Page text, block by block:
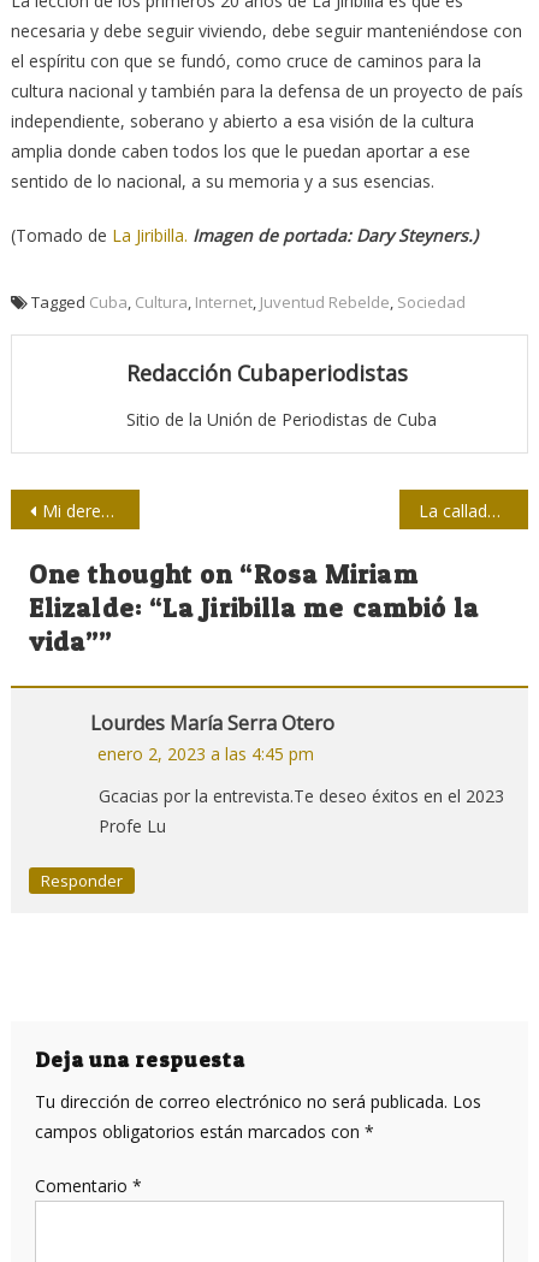
necesaria y debe seguir viviendo, debe seguir manteniéndose con
el espíritu con que se fundó, como cruce de caminos para la
cultura nacional y también para la defensa de un proyecto de país
independiente, soberano y abierto a esa visión de la cultura
amplia donde caben todos los que le puedan aportar a ese
sentido de lo nacional, a su memoria y a sus esencias.
(Tomado de La Jiribilla. Imagen de portada: Dary Steyners.)
Tagged Cuba Cultura Internet, Juventud Rebelde Sociedad
Redacción Cubaperiodistas
Sitio de la Unión de Periodistas de Cuba
Navegación
de
entradas
Mi derecho a réplica La callada por respuesta: un error (horror) a erradicar
One thought on “Rosa Miriam
Elizalde: “La Jiribilla me cambió la
vida””
Lourdes María Serra Otero
enero 2, 2023 a las 4:45 pm
Gcacias por la entrevista.Te deseo éxitos en el 2023
Profe Lu
Responder
Deja una respuesta
Tu dirección de correo electrónico no será publicada. Los
campos obligatorios están marcados con *
Comentario *